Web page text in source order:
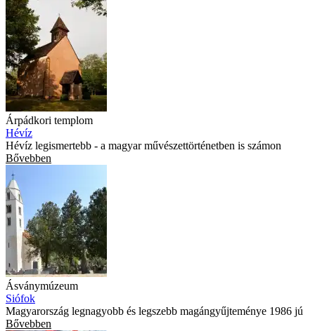
Árpádkori templom
Hévíz
Hévíz legismertebb - a magyar művészettörténetben is számon
Bővebben
Ásványmúzeum
Siófok
Magyarország legnagyobb és legszebb magángyűjteménye 1986 jú
Bővebben